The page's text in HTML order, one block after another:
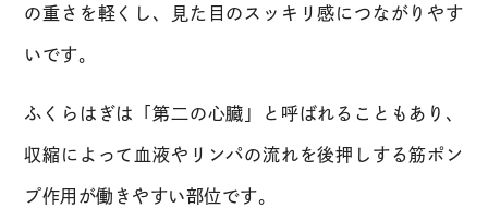
の重さを軽くし、見た目のスッキリ感につながりやす
いです。
ふくらはぎは「第二の心臓」と呼ばれることもあり、
収縮によって血液やリンパの流れを後押しする筋ポン
プ作用が働きやすい部位です。